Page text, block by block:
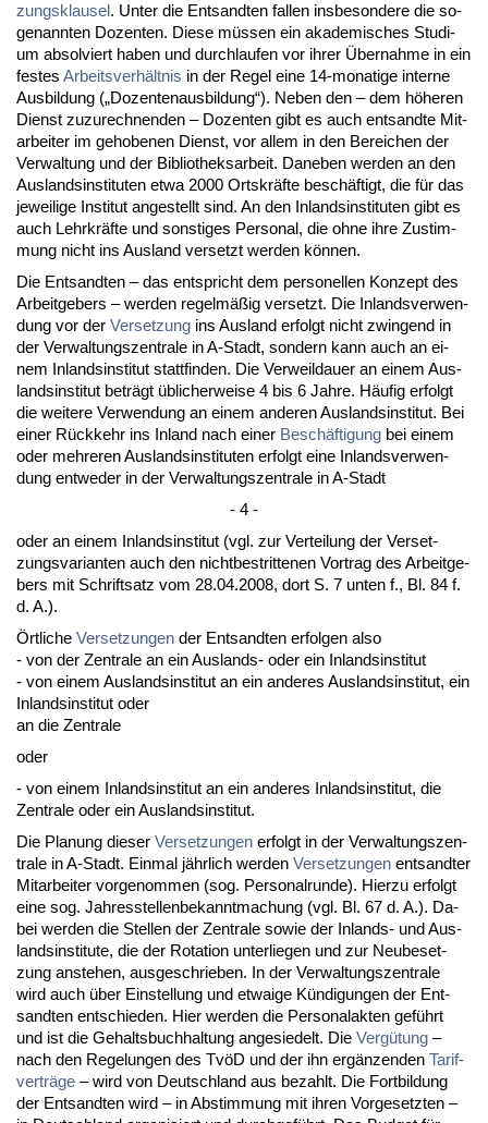
zungs­klau­sel. Un­ter die Ent­sand­ten fal­len ins­be­son­de­re die so­
ge­nann­ten Do­zen­ten. Die­se müssen ein aka­de­mi­sches Stu­di­
um ab­sol­viert ha­ben und durch­lau­fen vor ih­rer Über­nah­me in ein
fes­tes Ar­beits­verhält­nis in der Re­gel ei­ne 14-mo­na­ti­ge in­ter­ne
Aus­bil­dung („Do­zen­ten­aus­bil­dung“). Ne­ben den – dem höhe­ren
Dienst zu­zu­rech­nen­den – Do­zen­ten gibt es auch ent­sand­te Mit­
ar­bei­ter im ge­ho­be­nen Dienst, vor al­lem in den Be­rei­chen der
Ver­wal­tung und der Bi­blio­theks­ar­beit. Da­ne­ben wer­den an den
Aus­lands­in­sti­tu­ten et­wa 2000 Orts­kräfte beschäftigt, die für das
je­wei­li­ge In­sti­tut an­ge­stellt sind. An den In­lands­in­sti­tu­ten gibt es
auch Lehr­kräfte und sons­ti­ges Per­so­nal, die oh­ne ih­re Zu­stim­
mung nicht ins Aus­land ver­setzt wer­den können.
Die Ent­sand­ten – das ent­spricht dem per­so­nel­len Kon­zept des
Ar­beit­ge­bers – wer­den re­gelmäßig ver­setzt. Die In­lands­ver­wen­
dung vor der Ver­set­zung ins Aus­land er­folgt nicht zwin­gend in
der Ver­wal­tungs­zen­tra­le in A-Stadt, son­dern kann auch an ei­
nem In­lands­in­sti­tut statt­fin­den. Die Ver­weil­dau­er an ei­nem Aus­
lands­in­sti­tut beträgt übli­cher­wei­se 4 bis 6 Jah­re. Häufig er­folgt
die wei­te­re Ver­wen­dung an ei­nem an­de­ren Aus­lands­in­sti­tut. Bei
ei­ner Rück­kehr ins In­land nach ei­ner Beschäfti­gung bei ei­nem
oder meh­re­ren Aus­lands­in­sti­tu­ten er­folgt ei­ne In­lands­ver­wen­
dung ent­we­der in der Ver­wal­tungs­zen­tra­le in A-Stadt
- 4 -
oder an ei­nem In­lands­in­sti­tut (vgl. zur Ver­tei­lung der Ver­set­
zungs­va­ri­an­ten auch den nicht­be­strit­te­nen Vor­trag des Ar­beit­ge­
bers mit Schrift­satz vom 28.04.2008, dort S. 7 un­ten f., Bl. 84 f.
d. A.).
Ört­li­che Ver­set­zun­gen der Ent­sand­ten er­fol­gen al­so
- von der Zen­tra­le an ein Aus­lands- oder ein In­lands­in­sti­tut
- von ei­nem Aus­lands­in­sti­tut an ein an­de­res Aus­lands­in­sti­tut, ein
In­lands­in­sti­tut oder
an die Zen­tra­le
oder
- von ei­nem In­lands­in­sti­tut an ein an­de­res In­lands­in­sti­tut, die
Zen­tra­le oder ein Aus­lands­in­sti­tut.
Die Pla­nung die­ser Ver­set­zun­gen er­folgt in der Ver­wal­tungs­zen­
tra­le in A-Stadt. Ein­mal jähr­lich wer­den Ver­set­zun­gen ent­sand­ter
Mit­ar­bei­ter vor­ge­nom­men (sog. Per­so­nal­run­de). Hier­zu er­folgt
ei­ne sog. Jah­res­stel­len­be­kannt­ma­chung (vgl. Bl. 67 d. A.). Da­
bei wer­den die Stel­len der Zen­tra­le so­wie der In­lands- und Aus­
lands­in­sti­tu­te, die der Ro­ta­ti­on un­ter­lie­gen und zur Neu­be­set­
zung an­ste­hen, aus­ge­schrie­ben. In der Ver­wal­tungs­zen­tra­le
wird auch über Ein­stel­lung und et­wai­ge Kündi­gun­gen der Ent­
sand­ten ent­schie­den. Hier wer­den die Per­so­nal­ak­ten geführt
und ist die Ge­halts­buch­hal­tung an­ge­sie­delt. Die Vergütung –
nach den Re­ge­lun­gen des TvöD und der ihn ergänzen­den Ta­rif­
verträge – wird von Deutsch­land aus be­zahlt. Die Fort­bil­dung
der Ent­sand­ten wird – in Ab­stim­mung mit ih­ren Vor­ge­setz­ten –